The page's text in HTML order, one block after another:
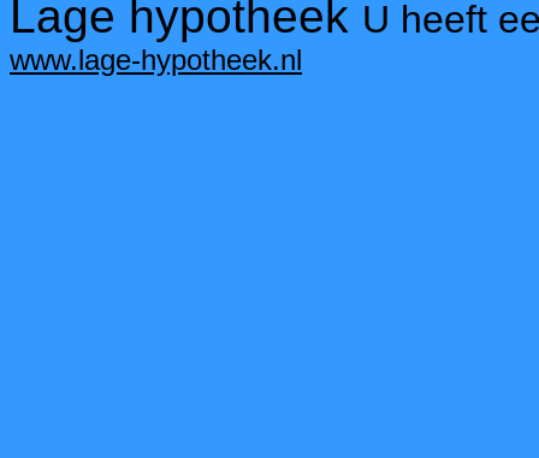
Lage hypotheek U heeft
www.lage-hypotheek.nl